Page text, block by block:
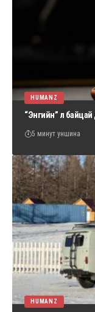
HUMANZ
“Энгийн” л
5 минут уншина
HUMANZ